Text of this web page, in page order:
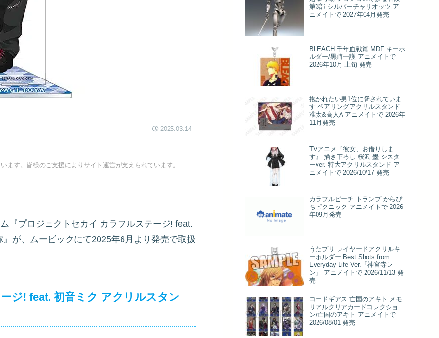
2025.03.14
す。皆様のご支援によりサイト運営が支えられています。
『プロジェクトセカイ カラフルステージ! feat.
が、ムービックにて2025年6月より発売で取扱
ジ! feat. 初音ミク アクリルスタン
第3部 シルバーチャリオッツ ア
ニメイトで 2027年04月発売
BLEACH 千年血戦篇 MDF キーホ
ルダー/黒崎一護 アニメイトで
2026年10月 上旬 発売
抱かれたい男1位に脅されていま
す ペアリングアクリルスタンド
准太&高人A アニメイトで 2026年
11月発売
TVアニメ『彼女、お借りしま
す』 描き下ろし 桜沢 墨 シスタ
ーver. 特大アクリルスタンド ア
ニメイトで 2026/10/17 発売
カラフルピーチ トランプ からぴ
ちピクニック アニメイトで 2026
年09月発売
うたプリ レイヤードアクリルキ
ーホルダー Best Shots from
Everyday Life Ver.「神宮寺レ
ン」 アニメイトで 2026/11/13 発
売
コードギアス 亡国のアキト メモ
リアルクリアカードコレクショ
ン/亡国のアキト アニメイトで
2026/08/01 発売